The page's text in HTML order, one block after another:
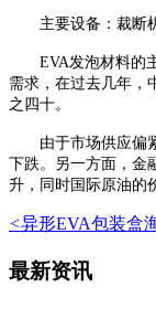
主要设备：裁断
EVA发泡材料的主
需求，在过去几年，
之四十。
由于市场供应偏紧
下跌。另一方面，金
升，同时国际原油的
<异形EVA包装盒
最新资讯